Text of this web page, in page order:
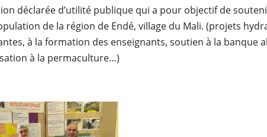
déclarée d’utilité publique qui a pour objectif de
de la région de Endé, village du Mali. (projets
à la formation des enseignants, soutien à la banque
à la permaculture…)